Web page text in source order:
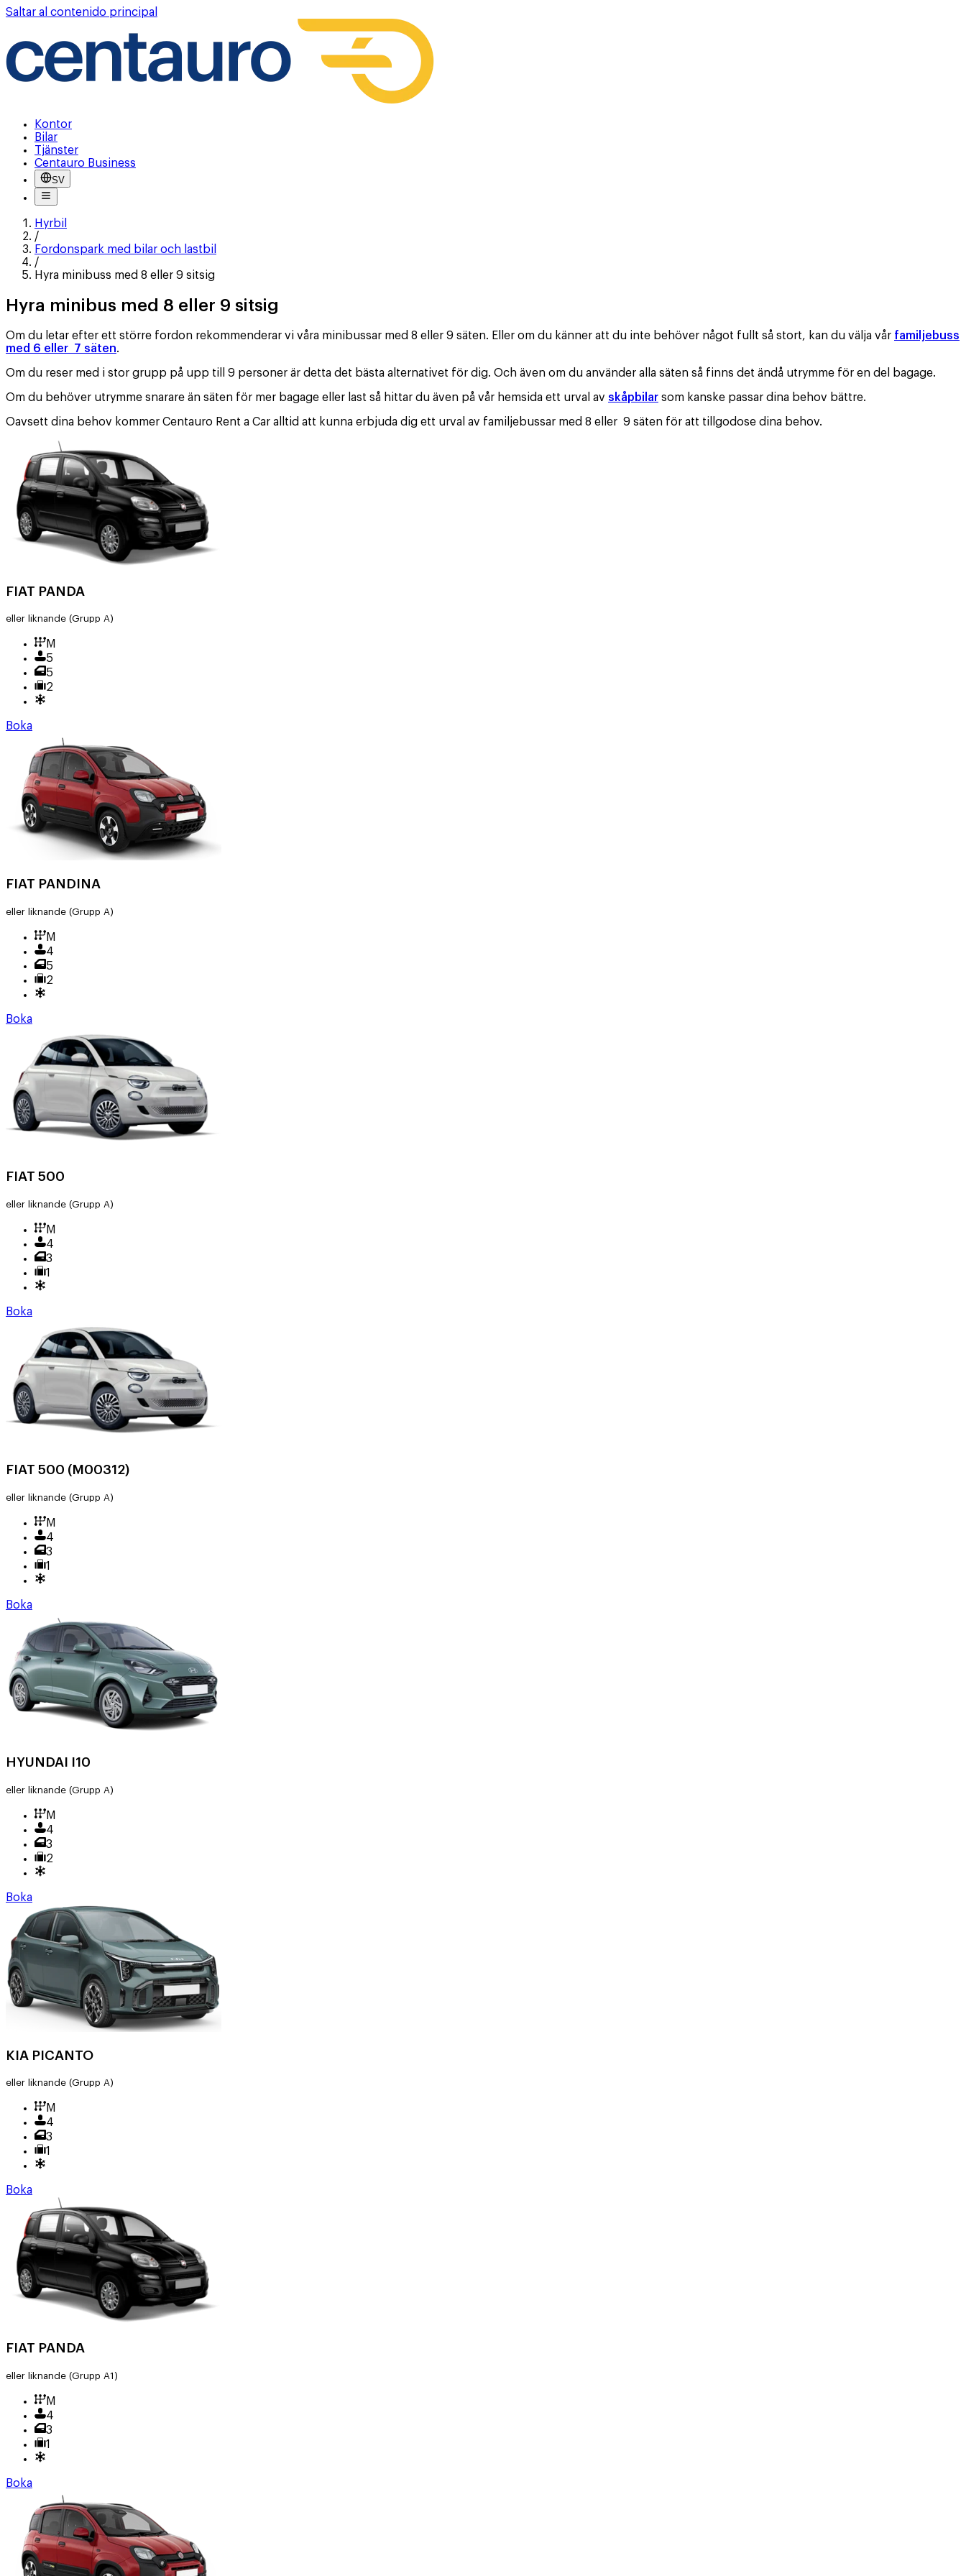
Saltar al contenido principal
Kontor
Bilar
Tjänster
Centauro Business
SV
Hyrbil
/
Fordonspark med bilar och lastbil
/
Hyra minibuss med 8 eller 9 sitsig
Hyra minibus med 8 eller 9 sitsig
Om du letar efter ett större fordon rekommenderar vi våra minibussar med 8 eller 9 säten. Eller om du känner att du inte behöver något fullt så stort, kan du välja vår familjebuss
med 6 eller 7 säten.
Om du reser med i stor grupp på upp till 9 personer är detta det bästa alternativet för dig. Och även om du använder alla säten så finns det ändå utrymme för en del bagage.
Om du behöver utrymme snarare än säten för mer bagage eller last så hittar du även på vår hemsida ett urval av skåpbilar som kanske passar dina behov bättre.
Oavsett dina behov kommer Centauro Rent a Car alltid att kunna erbjuda dig ett urval av familjebussar med 8 eller 9 säten för att tillgodose dina behov.
FIAT PANDA
eller liknande (Grupp A)
M
5
5
2
Boka
FIAT PANDINA
eller liknande (Grupp A)
M
4
5
2
Boka
FIAT 500
eller liknande (Grupp A)
M
4
3
1
Boka
FIAT 500 (M00312)
eller liknande (Grupp A)
M
4
3
1
Boka
HYUNDAI I10
eller liknande (Grupp A)
M
4
3
2
Boka
KIA PICANTO
eller liknande (Grupp A)
M
4
3
1
Boka
FIAT PANDA
eller liknande (Grupp A1)
M
4
3
1
Boka